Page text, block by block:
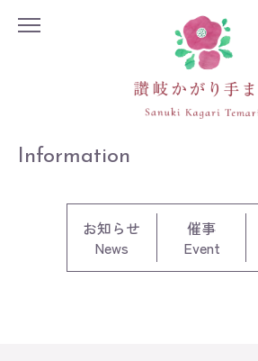
Information
お知らせ
News
催事
Event